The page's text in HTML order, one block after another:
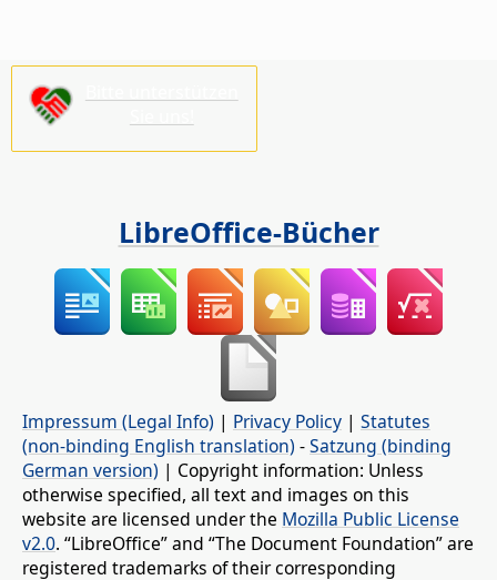
LibreOffice-Bücher
Impressum (Legal Info) | Privacy Policy | Statutes
(non-binding English translation) -Satzung (binding
German version) | Copyright information: Unless
otherwise specified, all text and images on this
website are licensed under the Mozilla Public License
v2.0. “LibreOffice” and “The Document Foundation” are
registered trademarks of their corresponding